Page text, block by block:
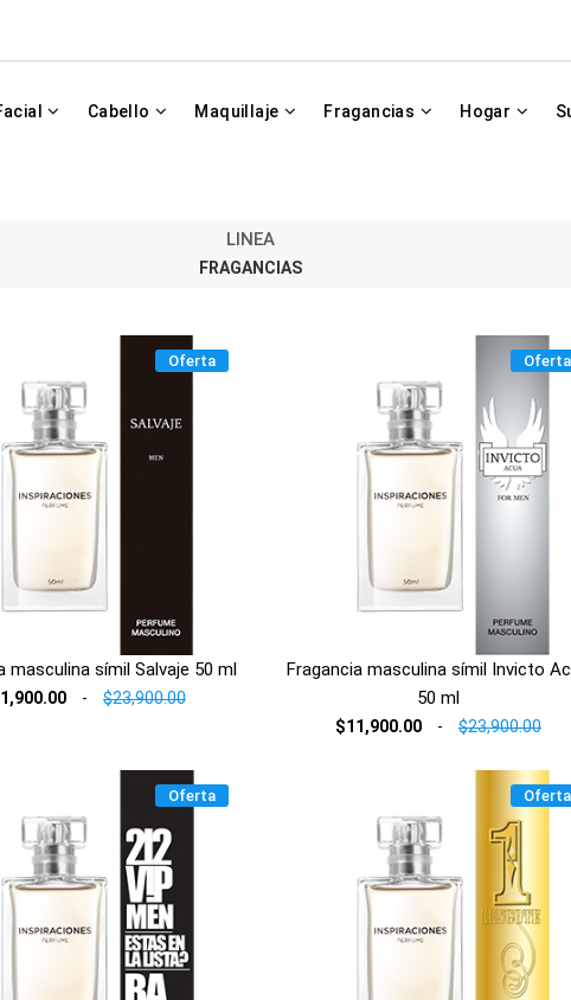
Cabello Maquillaje Fragancias Hogar
LINEA
FRAGANCIAS
Oferta
masculina símil Salvaje 50 ml
- $23,900.00
Oferta
Fragancia masculina símil Invicto
50 ml
$11,900.00 - $23,900.00
Oferta Oferta